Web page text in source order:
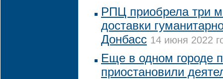
РПЦ приобрела три
доставки
Донбасс 14 июня 2022
Еще в одном городе
приостановили